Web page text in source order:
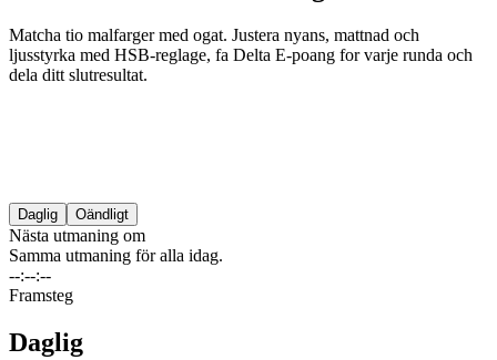
Matcha tio malfarger med ogat. Justera nyans, mattnad och
ljusstyrka med HSB-reglage, fa Delta E-poang for varje runda och
dela ditt slutresultat.
Daglig Oändligt
Nästa utmaning om
Samma utmaning för alla idag.
--:--:--
Framsteg
Daglig